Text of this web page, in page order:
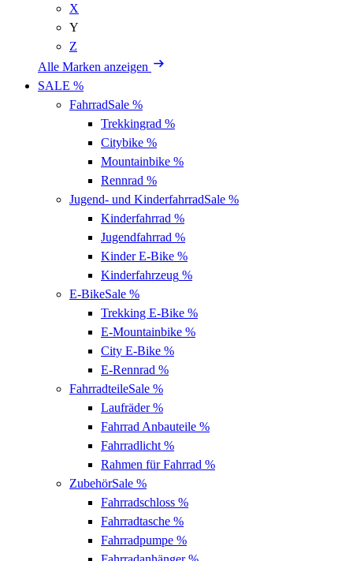
X
Y
Z
Alle Marken anzeigen
SALE %
FahrradSale %
Trekkingrad %
Citybike %
Mountainbike %
Rennrad %
Jugend- und KinderfahrradSale %
Kinderfahrrad %
Jugendfahrrad %
Kinder E-Bike %
Kinderfahrzeug %
E-BikeSale %
Trekking E-Bike %
E-Mountainbike %
City E-Bike %
E-Rennrad %
FahrradteileSale %
Laufräder%
Fahrrad Anbauteile %
Fahrradlicht %
Rahmen für Fahrrad %
ZubehörSale %
Fahrradschloss %
Fahrradtasche %
Fahrradpumpe %